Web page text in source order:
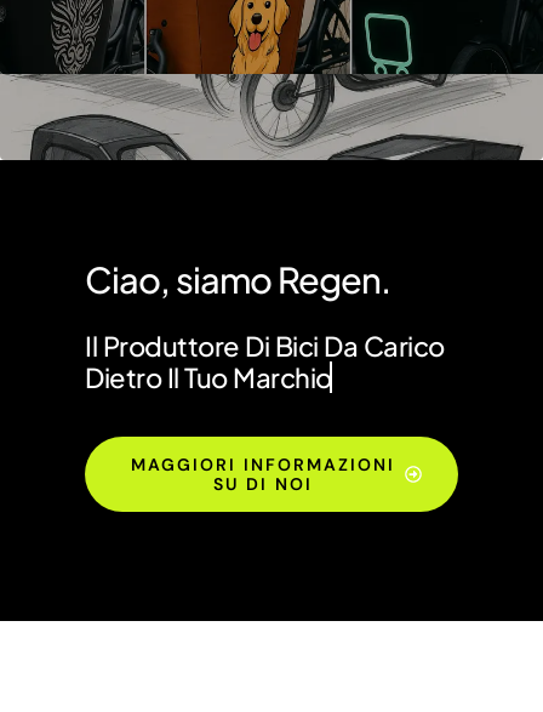
Ciao, siamo Regen.
Il Produttore Di Bici Da Carico
Dietro Il Tuo Marchio
MAGGIORI INFORMAZIONI
SU DI NOI